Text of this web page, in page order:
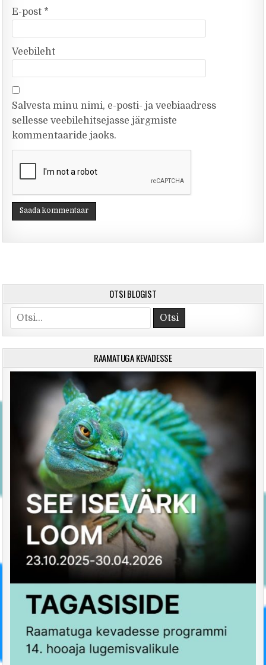
E-post *
Veebileht
Salvesta minu nimi, e-posti- ja veebiaadress
sellesse veebilehitsejasse järgmiste
kommentaaride jaoks.
OTSI BLOGIST
Search for:
RAAMATUGA KEVADESSE